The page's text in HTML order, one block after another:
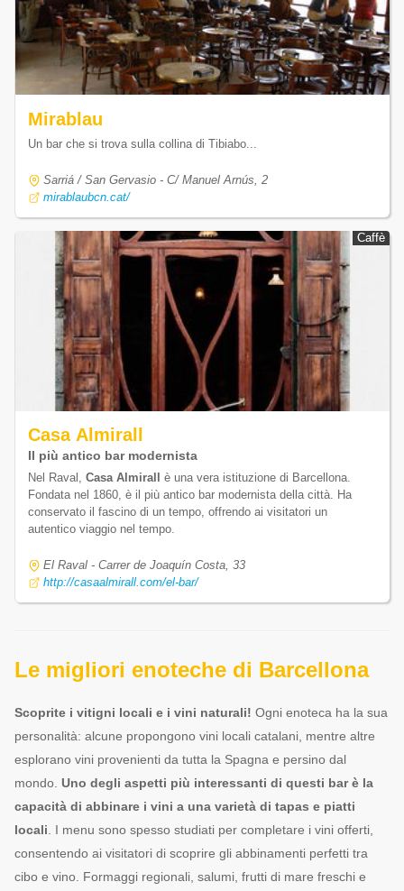
Mirablau
Un bar che si trova sulla collina di Tibiabo...
Sarriá / San Gervasio - C/ Manuel Arnús, 2
mirablaubcn.cat/
Caffè
Caffè
Casa Almirall
Il più antico bar modernista
Nel Raval,Casa Almirall
è una vera istituzione di Barcellona.
Fondata nel 1860, è il più antico bar modernista della città. Ha
conservato il fascino di un tempo, offrendo ai visitatori un
autentico viaggio nel tempo.
El Raval - Carrer de Joaquín Costa, 33
http://casaalmirall.com/el-bar/
Le migliori enoteche di Barcellona
Scoprite i vitigni locali e i vini naturali! Ogni enoteca ha la sua
personalità: alcune propongono vini locali catalani, mentre altre
esplorano vini provenienti da tutta la Spagna e persino dal
mondo. Uno degli aspetti più interessanti di questi bar è la
capacità di abbinare i vini a una varietà di tapas e piatti
locali . I menu sono spesso studiati per completare i vini offerti,
consentendo ai visitatori di scoprire gli abbinamenti perfetti tra
cibo e vino. Formaggi regionali, salumi, frutti di mare freschi e